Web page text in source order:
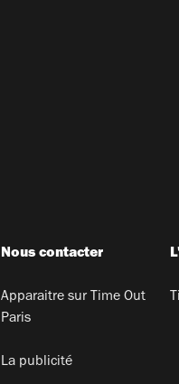
Nous contacter
Apparaitre sur Time Out
Paris
La publicité